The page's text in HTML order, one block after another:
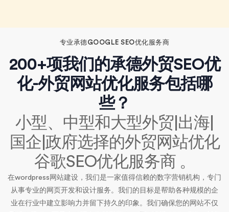
专业承德GOOGLE SEO优化服务商
200+项我们的承德外贸SEO优
化-外贸网站优化服务包括哪
些？
小型、中型和大型外贸|出海|
国企|政府选择的外贸网站优化
谷歌SEO优化服务商 。
在wordpress网站建设，我们是一家值得信赖的数字营销机构，专门
从事专业的网页开发和设计服务。我们的目标是帮助各种规模的企
业在行业中建立影响力并留下持久的印象。我们确保您的网站不仅